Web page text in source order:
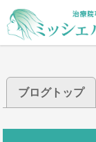
ブログトップ